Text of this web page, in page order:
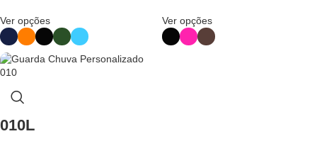
Ver opções Ver opções
010L